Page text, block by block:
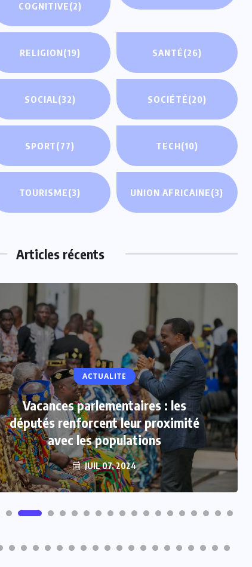
COGNITIVE(2)
RELIGION(19) SANTÉ(26)
SOCIAL(32) SOCIÉTÉ(20)
SPORT(77) TECH(10)
TOURISME(3) UNION AFRICAINE(3)
Articles récents
ACTUALITE
Vacances parlementaires : les
députés renforcent leur proximité
avec les populations
JUIL 07, 2024